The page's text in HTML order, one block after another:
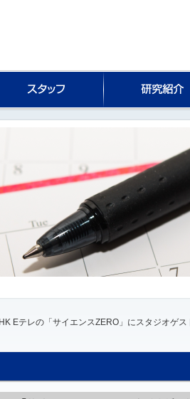
Eテレの「サイエンスZERO」にスタジオゲス